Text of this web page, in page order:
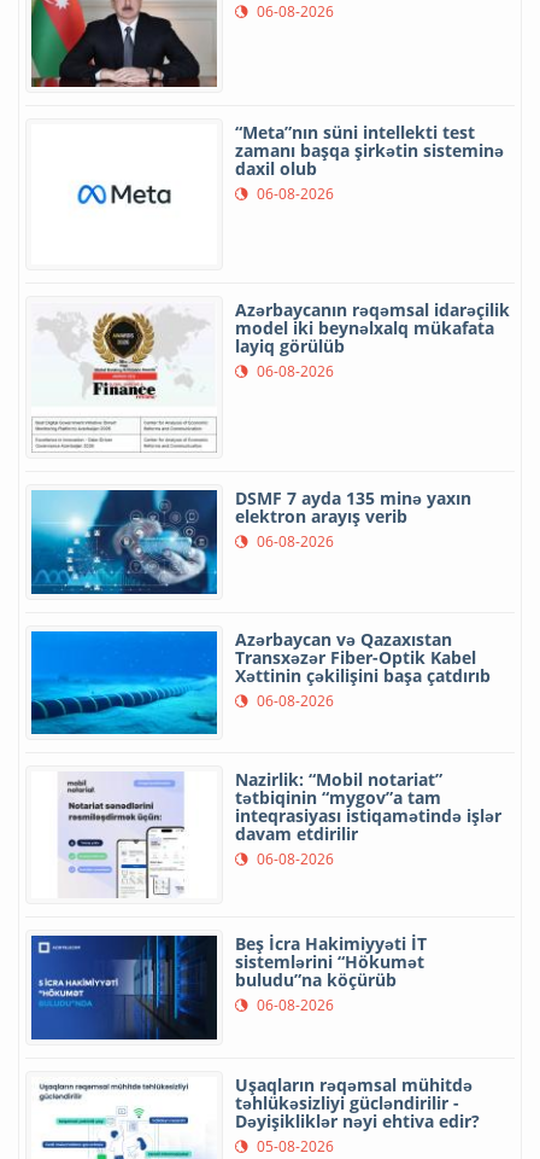
06-08-2026
“Meta”nın süni intellekti test
zamanı başqa şirkətin sisteminə
daxil olub
06-08-2026
Azərbaycanın rəqəmsal idarəçilik
model iki beynəlxalq mükafata
layiq görülüb
06-08-2026
DSMF 7 ayda 135 minə yaxın
elektron arayış verib
06-08-2026
Azərbaycan və Qazaxıstan
Transxəzər Fiber-Optik Kabel
Xəttinin çəkilişini başa çatdırıb
06-08-2026
Nazirlik: “Mobil notariat”
tətbiqinin “mygov”a tam
inteqrasiyası istiqamətində işlər
davam etdirilir
06-08-2026
Beş İcra Hakimiyyəti İT
sistemlərini “Hökumət
buludu”na köçürüb
06-08-2026
Uşaqların rəqəmsal mühitdə
təhlükəsizliyi gücləndirilir -
Dəyişikliklər nəyi ehtiva edir?
05-08-2026